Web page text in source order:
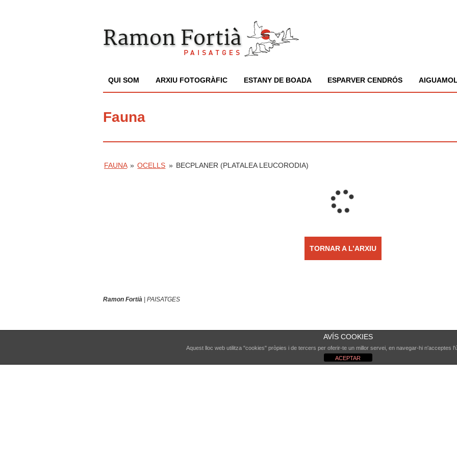
QUI SOM ARXIU FOTOGRÀFIC ESTANY DE BOADA ESPARVER CENDRÓS
Fauna
FAUNA » OCELLS » BECPLANER (PLATALEA LEUCORODIA)
TORNAR A L’ARXIU
Ramon Fortià | PAISATGES
AVÍS COOKIES
Aquest lloc web utilitza "cookies" pròpies i de tercers per oferir-te un millor servei, en navegar-hi n'acceptes
ACEPTAR